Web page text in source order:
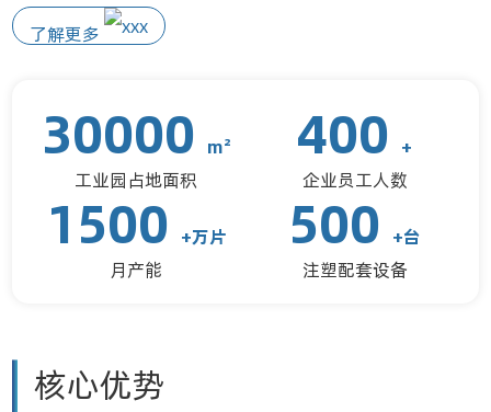
了解更多
30000
m²
工业园占地面积
400
+
企业员工人数
1500
+万片
月产能
500
+台
注塑配套设备
核心优势